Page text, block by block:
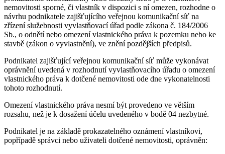
nemovitosti sporné, či vlastník v dispozici s ní omezen, rozhodne o
návrhu podnikatele zajišťujícího veřejnou komunikační síť na
zřízení služebnosti vyvlastňovací úřad podle zákona č. 184/2006
Sb., o odnětí nebo omezení vlastnického práva k pozemku nebo ke
stavbě (zákon o vyvlastnění), ve znění pozdějších předpisů.
Podnikatel zajišťující veřejnou komunikační síť může vykonávat
oprávnění uvedená v rozhodnutí vyvlastňovacího úřadu o omezení
vlastnického práva k dotčené nemovitosti ode dne vykonatelnosti
tohoto rozhodnutí.
Omezení vlastnického práva nesmí být provedeno ve větším
rozsahu, než je k dosažení účelu uvedeného v bodě 04 nezbytné.
Podnikatel je na základě prokazatelného oznámení vlastníkovi,
popřípadě správci nebo uživateli dotčené nemovitosti, oprávněn: